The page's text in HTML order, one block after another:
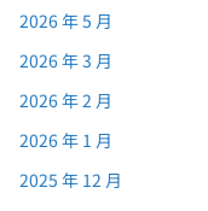
2026 年 5 月
2026 年 3 月
2026 年 2 月
2026 年 1 月
2025 年 12 月